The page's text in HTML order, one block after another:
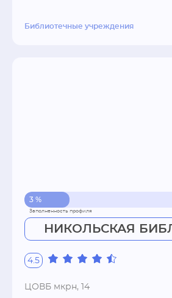
Библиотечные учреждения
3 %
НИКОЛЬСКАЯ
4.5
ЦОВБ мкрн, 14